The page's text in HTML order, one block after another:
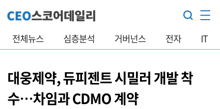
전체뉴스 심층분석 거버넌스 전자 IT
대웅제약, 듀피젠트 시밀러 개발 착
수…차임과 CDMO 계약